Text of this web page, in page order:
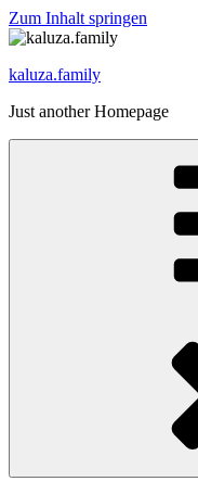
Zum Inhalt springen
kaluza.family
Just another Homepage